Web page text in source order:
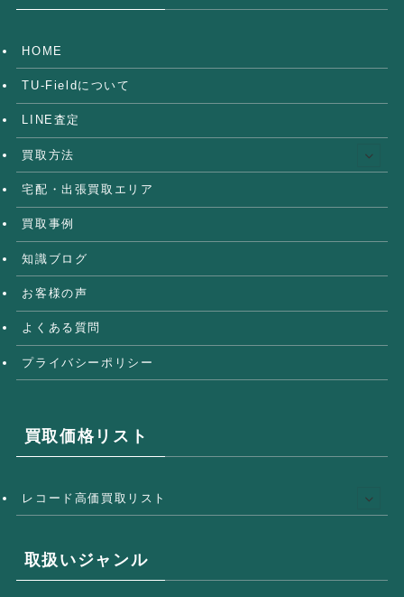
HOME
TU-Fieldについて
LINE査定
買取方法
宅配・出張買取エリア
買取事例
知識ブログ
お客様の声
よくある質問
プライバシーポリシー
買取価格リスト
レコード高価買取リスト
取扱いジャンル